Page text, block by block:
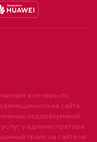
все меры по
на сайте
недоразумений,
у администратора
прайс на сайте не